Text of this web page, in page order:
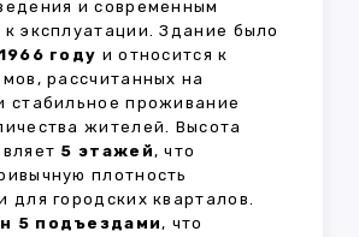
и современным
эксплуатации. Здание было
1966 году и относится к
рассчитанных на
стабильное проживание
жителей. Высота
5 этажей, что
плотность
для городских кварталов.
5 подъездами, что